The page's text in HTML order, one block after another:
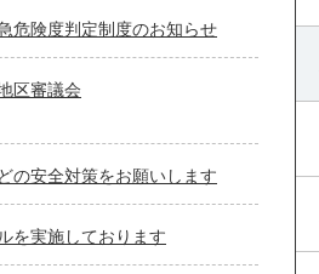
危険度判定制度のお知らせ
区審議会
の安全対策をお願いします
を実施しております